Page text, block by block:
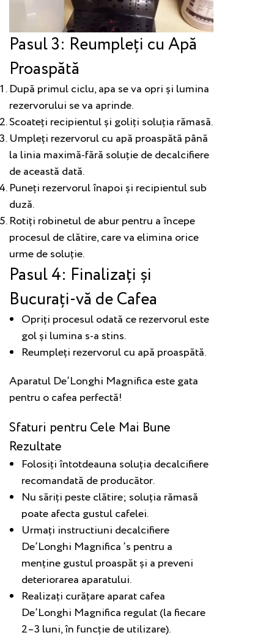
Pasul 3: Reumpleți cu Apă
Proaspătă
După primul ciclu, apa se va opri și lumina
rezervorului se va aprinde.
Scoateți recipientul și goliți soluția rămasă.
Umpleți rezervorul cu apă proaspătă până
la linia maximă-fără soluție de decalcifiere
de această dată.
Puneți rezervorul înapoi și recipientul sub
duză.
Rotiți robinetul de abur pentru a începe
procesul de clătire, care va elimina orice
urme de soluție.
Pasul 4: Finalizați și
Bucurați-vă de Cafea
Opriți procesul odată ce rezervorul este
gol și lumina s-a stins.
Reumpleți rezervorul cu apă proaspătă.
Aparatul De’Longhi Magnifica este gata
pentru o cafea perfectă!
Sfaturi pentru Cele Mai Bune
Rezultate
Folosiți întotdeauna soluția decalcifiere
recomandată de producător.
Nu săriți peste clătire; soluția rămasă
poate afecta gustul cafelei.
Urmați instructiuni decalcifiere
De’Longhi Magnifica ’s pentru a
menține gustul proaspăt și a preveni
deteriorarea aparatului.
Realizați curățare aparat cafea
De’Longhi Magnifica regulat (la fiecare
2–3 luni, în funcție de utilizare).